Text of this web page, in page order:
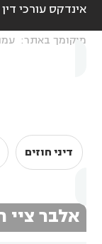
אינדקס עורכי דין
מיקומך באתר:
דיני חוזים
אלבר ציי